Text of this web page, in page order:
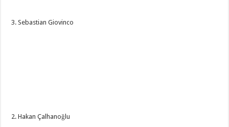
3. Sebastian Giovinco
2. Hakan Çalhanoğlu